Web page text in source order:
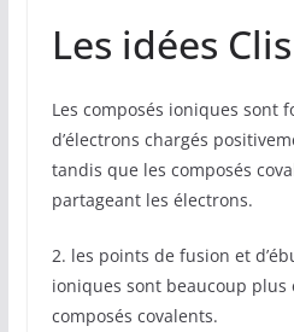
Les idées Clis
Les composés ioniques sont
d’électrons chargés
tandis que les composés
partageant les électrons.
2. les points de fusion et
ioniques sont beaucoup plus
composés covalents.